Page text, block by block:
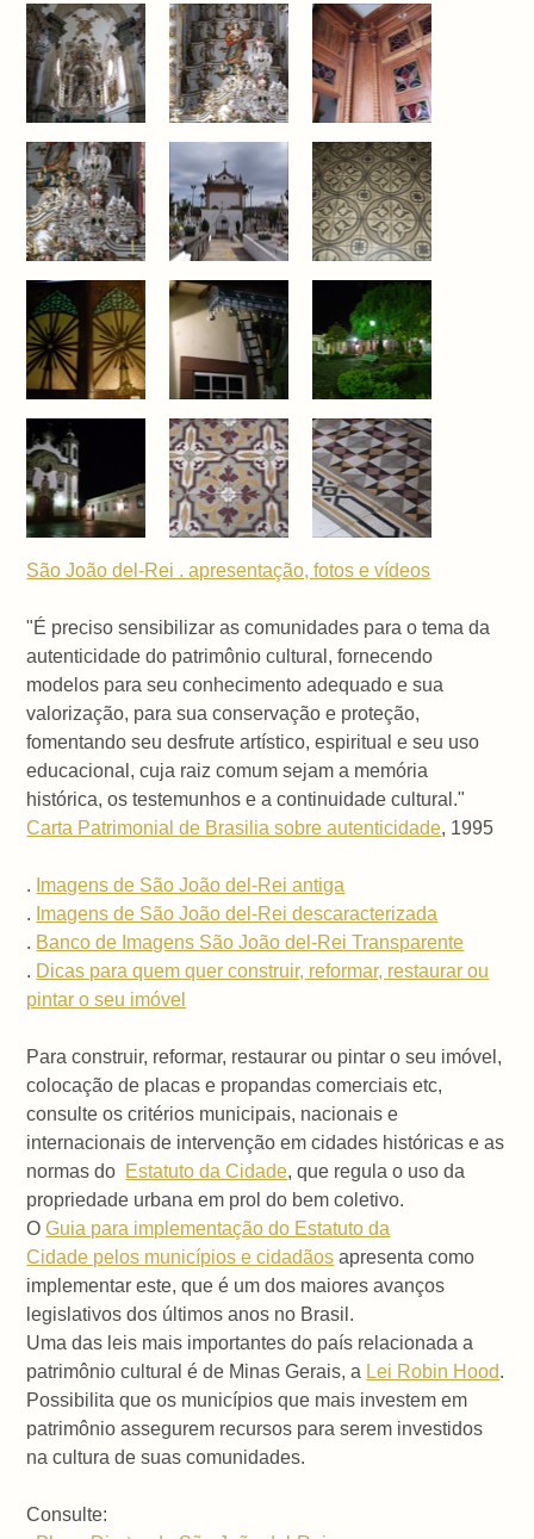
São João del-Rei . apresentação, fotos e vídeos
"É preciso sensibilizar as comunidades para o tema da
autenticidade do patrimônio cultural, fornecendo
modelos para seu conhecimento adequado e sua
valorização, para sua conservação e proteção,
fomentando seu desfrute artístico, espiritual e seu uso
educacional, cuja raiz comum sejam a memória
histórica, os testemunhos e a continuidade cultural."
Carta Patrimonial de Brasilia sobre autenticidade, 1995
. Imagens de São João del-Rei antiga
. Imagens de São João del-Rei descaracterizada
. Banco de Imagens São João del-Rei Transparente
. Dicas para quem quer construir, reformar, restaurar ou
pintar o seu imóvel
Para construir, reformar, restaurar ou pintar o seu imóvel,
colocação de placas e propandas comerciais etc,
consulte os critérios municipais, nacionais e
internacionais de intervenção em cidades históricas e as
normas do Estatuto da Cidade, que regula o uso da
propriedade urbana em prol do bem coletivo.
OGuia para implementação do Estatuto da
Cidade pelos municípios e cidadãos apresenta como
implementar este, que é um dos maiores avanços
legislativos dos últimos anos no Brasil.
Uma das leis mais importantes do país relacionada a
patrimônio cultural é de Minas Gerais, a Lei Robin Hood.
Possibilita que os municípios que mais investem em
patrimônio assegurem recursos para serem investidos
na cultura de suas comunidades.
Consulte: